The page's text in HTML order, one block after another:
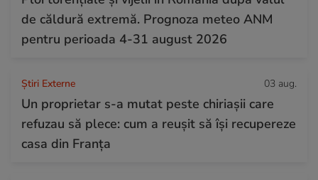
de căldură extremă. Prognoza meteo ANM
pentru perioada 4-31 august 2026
Știri Externe 03 aug.
Un proprietar s-a mutat peste chiriașii care
refuzau să plece: cum a reușit să își recupereze
casa din Franța